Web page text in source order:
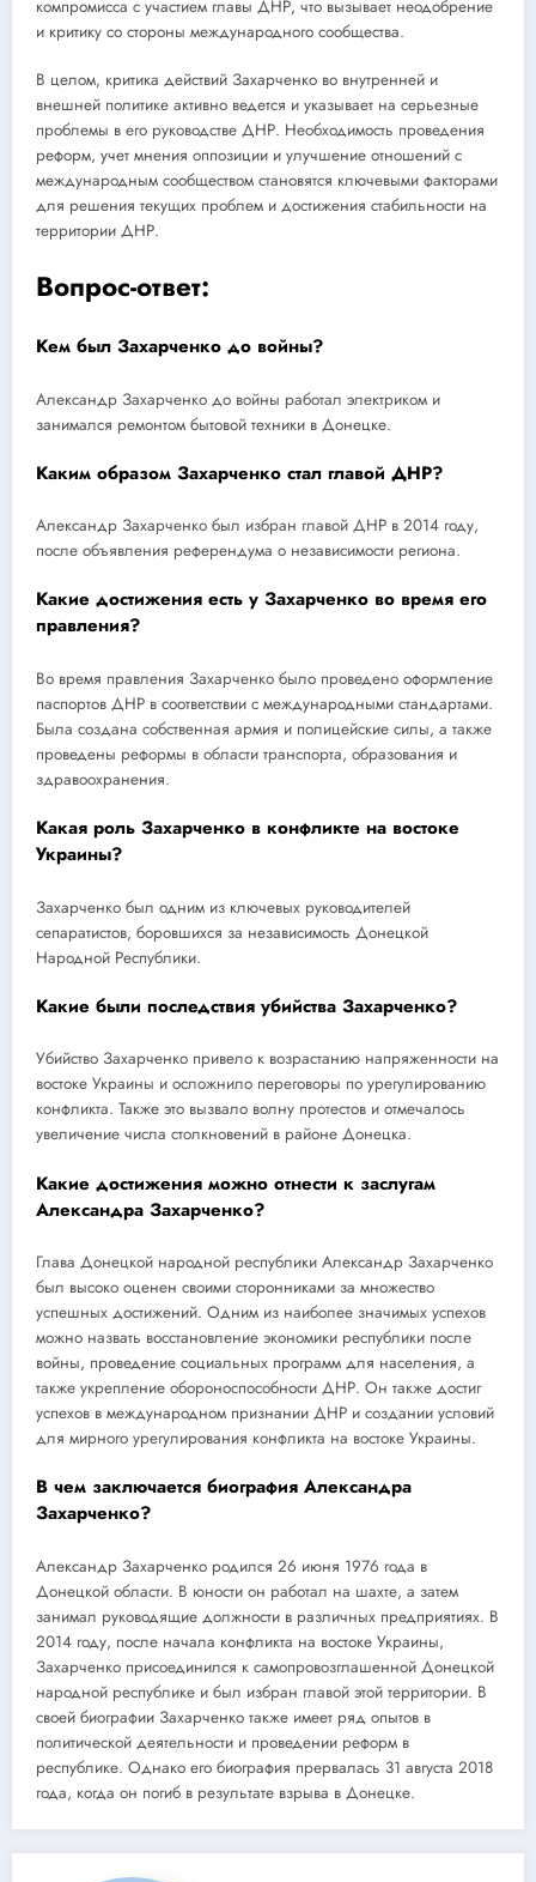
компромисса с участием главы ДНР, что вызывает неодобрение
и критику со стороны международного сообщества.
В целом, критика действий Захарченко во внутренней и
внешней политике активно ведется и указывает на серьезные
проблемы в его руководстве ДНР. Необходимость проведения
реформ, учет мнения оппозиции и улучшение отношений с
международным сообществом становятся ключевыми факторами
для решения текущих проблем и достижения стабильности на
территории ДНР.
Вопрос-ответ:
Кем был Захарченко до войны?
Александр Захарченко до войны работал электриком и
занимался ремонтом бытовой техники в Донецке.
Каким образом Захарченко стал главой ДНР?
Александр Захарченко был избран главой ДНР в 2014 году,
после объявления референдума о независимости региона.
Какие достижения есть у Захарченко во время его
правления?
Во время правления Захарченко было проведено оформление
паспортов ДНР в соответствии с международными стандартами.
Была создана собственная армия и полицейские силы, а также
проведены реформы в области транспорта, образования и
здравоохранения.
Какая роль Захарченко в конфликте на востоке
Украины?
Захарченко был одним из ключевых руководителей
сепаратистов, боровшихся за независимость Донецкой
Народной Республики.
Какие были последствия убийства Захарченко?
Убийство Захарченко привело к возрастанию напряженности на
востоке Украины и осложнило переговоры по урегулированию
конфликта. Также это вызвало волну протестов и отмечалось
увеличение числа столкновений в районе Донецка.
Какие достижения можно отнести к заслугам
Александра Захарченко?
Глава Донецкой народной республики Александр Захарченко
был высоко оценен своими сторонниками за множество
успешных достижений. Одним из наиболее значимых успехов
можно назвать восстановление экономики республики после
войны, проведение социальных программ для населения, а
также укрепление обороноспособности ДНР. Он также достиг
успехов в международном признании ДНР и создании условий
для мирного урегулирования конфликта на востоке Украины.
В чем заключается биография Александра
Захарченко?
Александр Захарченко родился 26 июня 1976 года в
Донецкой области. В юности он работал на шахте, а затем
занимал руководящие должности в различных предприятиях. В
2014 году, после начала конфликта на востоке Украины,
Захарченко присоединился к самопровозглашенной Донецкой
народной республике и был избран главой этой территории. В
своей биографии Захарченко также имеет ряд опытов в
политической деятельности и проведении реформ в
республике. Однако его биография прервалась 31 августа 2018
года, когда он погиб в результате взрыва в Донецке.